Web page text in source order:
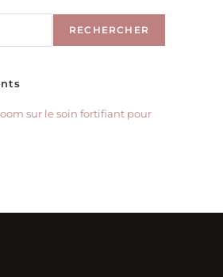
RECHERCHER
sur le soin fortifiant pour